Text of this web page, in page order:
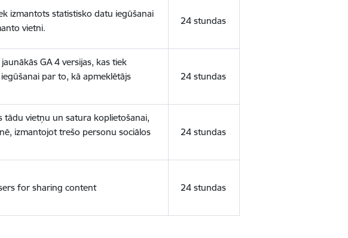
izmantots statistisko datu iegūšanai
vietni.
24 stundas
GA 4 versijas, kas tiek
par to, kā apmeklētājs
24 stundas
tādu vietņu un satura koplietošanai,
izmantojot trešo personu sociālos
24 stundas
for sharing content 24 stundas